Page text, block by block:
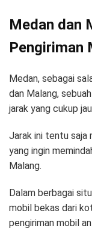
Medan dan
Pengiriman
Medan, sebagai
dan Malang,
jarak yang cukup
Jarak ini tentu saja
yang ingin
Malang.
Dalam berbagai
mobil bekas dari
pengiriman mobil